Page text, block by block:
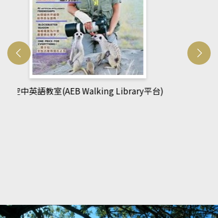
網管人(kono平台)